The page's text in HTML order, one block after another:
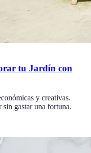
tu Jardín con
y creativas.
gastar una fortuna.